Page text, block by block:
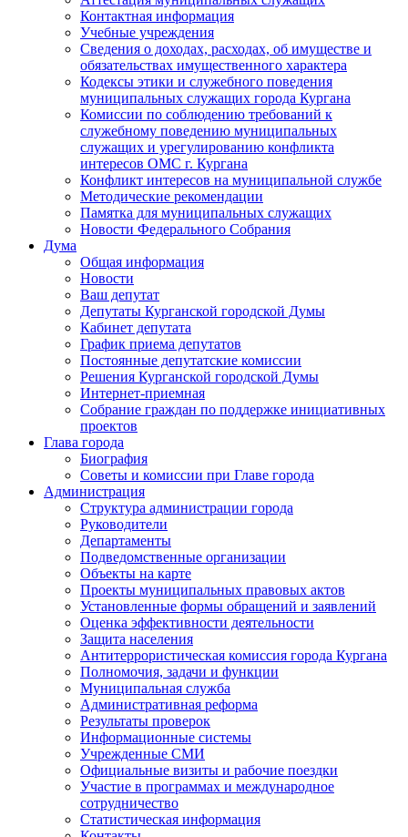
Контактная информация
Учебные учреждения
Сведения о доходах, расходах, об имуществе и
обязательствах имущественного характера
Кодексы этики и служебного поведения
муниципальных служащих города Кургана
Комиссии по соблюдению требований к
служебному поведению муниципальных
служащих и урегулированию конфликта
интересов ОМС г. Кургана
Конфликт интересов на муниципальной службе
Методические рекомендации
Памятка для муниципальных служащих
Новости Федерального Cобрания
Дума
Общая информация
Новости
Ваш депутат
Депутаты Курганской городской Думы
Кабинет депутата
График приема депутатов
Постоянные депутатские комиссии
Решения Курганской городской Думы
Интернет-приемная
Собрание граждан по поддержке инициативных
проектов
Глава города
Биография
Советы и комиссии при Главе города
Администрация
Структура администрации города
Руководители
Департаменты
Подведомственные организации
Объекты на карте
Проекты муниципальных правовых актов
Установленные формы обращений и заявлений
Оценка эффективности деятельности
Защита населения
Антитеррористическая комиссия города Кургана
Полномочия, задачи и функции
Муниципальная служба
Административная реформа
Результаты проверок
Информационные системы
Учрежденные СМИ
Официальные визиты и рабочие поездки
Участие в программах и международное
сотрудничество
Статистическая информация